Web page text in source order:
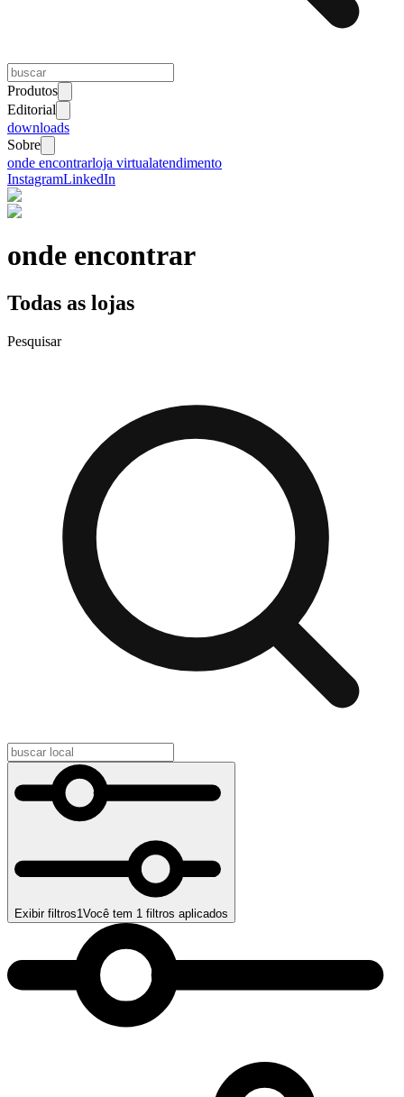
Produtos
Editorial
downloads
Sobre
onde encontrarloja virtualatendimento
InstagramLinkedIn
onde encontrar
Todas as lojas
Pesquisar
Exibir filtros1Você tem 1 filtros aplicados